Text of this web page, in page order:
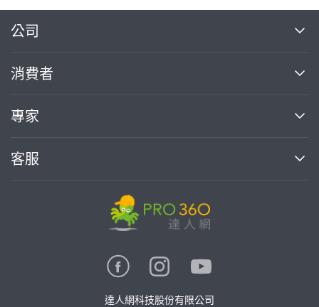
公司
關於我們
部落格
加入我們
消費者
買服務
熱門服務
專家
案件中心
客服
達人網科技股份有限公司
繼續完成